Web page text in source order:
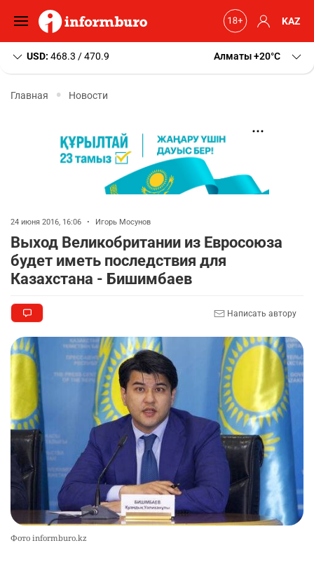
KAZ
USD: 468.3 / 470.9 Алматы+20 C
Главная Новости
24 июня 2016, 16:06 • Игорь Мосунов
Выход Великобритании из Евросоюза
будет иметь последствия для
Казахстана - Бишимбаев
Написать автору
Фото informburo.kz